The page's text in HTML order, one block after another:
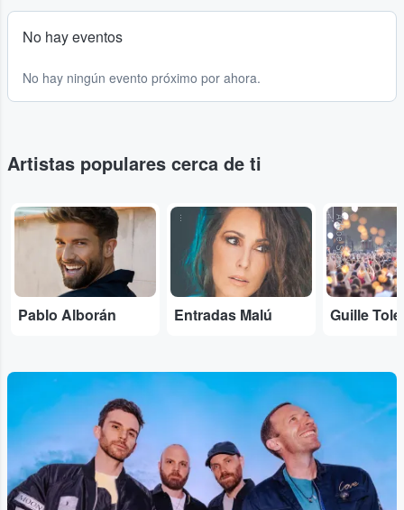
No hay eventos
No hay ningún evento próximo por ahora.
Artistas populares cerca de ti
...
Pablo Alborán
...
Entradas Malú
Adobe Stock
Guille